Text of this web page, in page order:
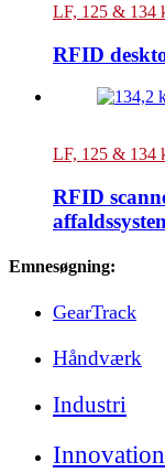
LF, 125 & 134
RFID
LF, 125 & 134
RFID
Emnesøgning:
GearTrack
Håndværk
Industri
Innovation